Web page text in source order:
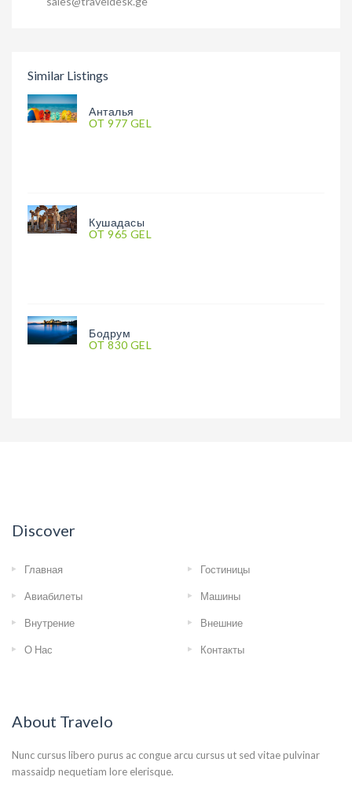
Similar Listings
Анталья
ОТ 977 GEL
Кушадасы
ОТ 965 GEL
Бодрум
ОТ 830 GEL
Discover
Главная Гостиницы
Авиабилеты Машины
Внутрение Внешние
О Нас Контакты
About Travelo
Nunc cursus libero purus ac congue arcu cursus ut sed vitae pulvinar
massaidp nequetiam lore elerisque.